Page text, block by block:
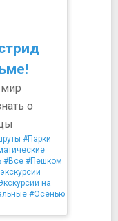
мир
о
#Парки
#Все #Пешком
на
#Осенью